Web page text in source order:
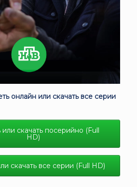
онлайн или скачать все серии
или скачать посерийно (Full
HD)
скачать все серии (Full HD)